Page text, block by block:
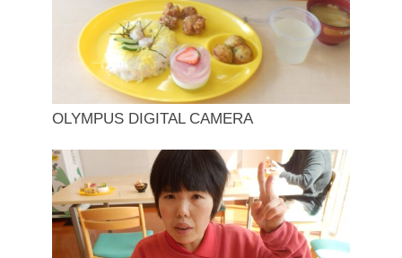
OLYMPUS DIGITAL CAMERA